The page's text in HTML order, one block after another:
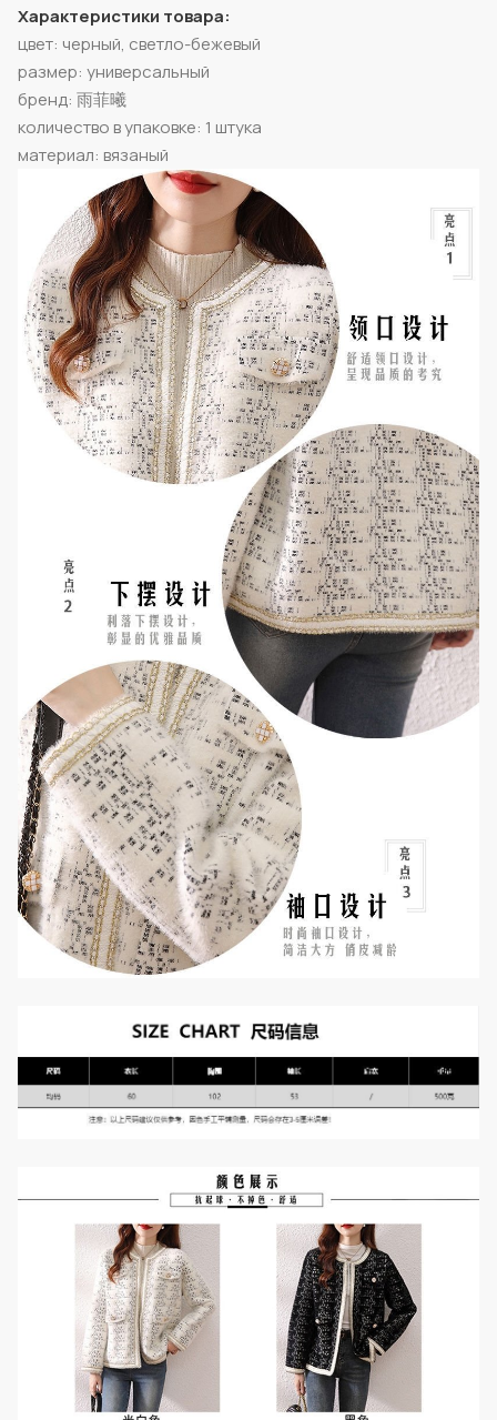
Характеристики товара:
цвет: черный, светло-бежевый
размер: универсальный
бренд: 雨菲曦
количество в упаковке: 1 штука
материал: вязаный